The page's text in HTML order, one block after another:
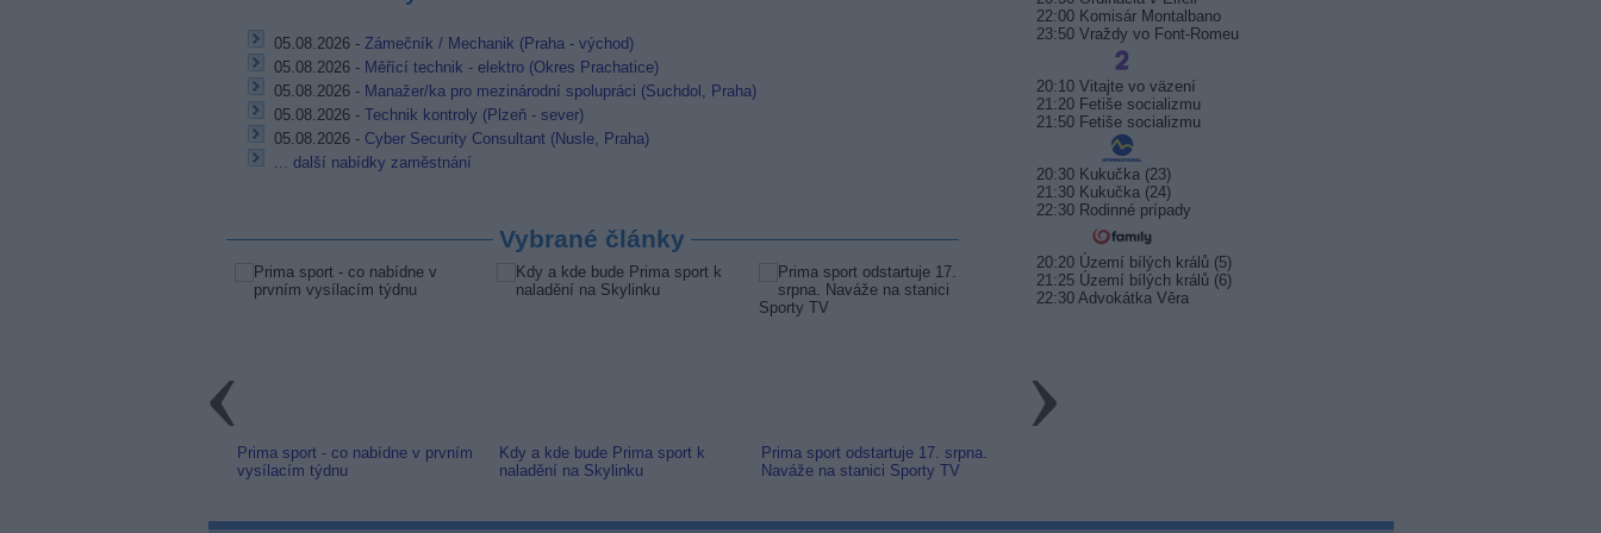
05.08.2026 - Zámečník / Mechanik (Praha - východ)
05.08.2026 - Měřící technik - elektro (Okres Prachatice)
05.08.2026 - Manažer/ka pro mezinárodní spolupráci (Suchdol, Praha)
05.08.2026 - Technik kontroly (Plzeň - sever)
05.08.2026 - Cyber Security Consultant (Nusle, Praha)
... další nabídky zaměstnání
Vybrané články
Prima sport - co nabídne v prvním
vysílacím týdnu
Kdy a kde bude Prima sport k
naladění na Skylinku
Prima sport odstartuje 17. srpna.
Naváže na stanici Sporty TV
22:00 Komisár Montalbano
23:50 Vraždy vo Font-Romeu
20:10 Vitajte vo väzení
21:20 Fetiše socializmu
21:50 Fetiše socializmu
20:30 Kukučka (23)
21:30 Kukučka (24)
22:30 Rodinné prípady
20:20 Území bílých králů (5)
21:25 Území bílých králů (6)
22:30 Advokátka Věra